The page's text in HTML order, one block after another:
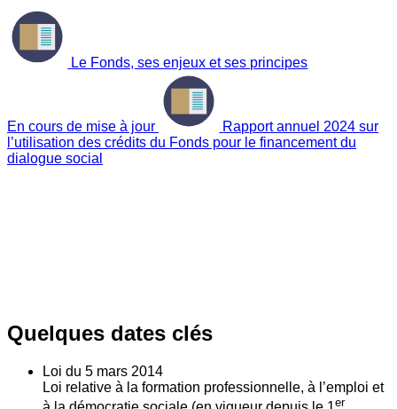
Le Fonds, ses enjeux et ses principes
En cours de mise à jour
Rapport annuel 2024 sur
l’utilisation des crédits du Fonds pour le financement du
dialogue social
Quelques dates clés
Loi du 5 mars 2014
Loi relative à la formation professionnelle, à l’emploi et
er